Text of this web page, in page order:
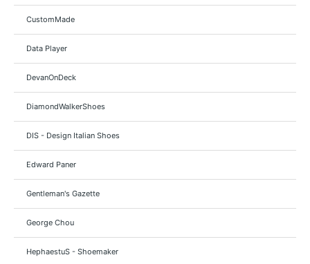
CustomMade
Data Player
DevanOnDeck
DiamondWalkerShoes
DIS - Design Italian Shoes
Edward Paner
Gentleman's Gazette
George Chou
HephaestuS - Shoemaker